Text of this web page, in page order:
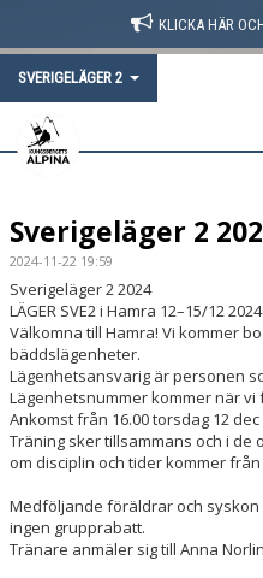
KLICKA HÄR
SVERIGELÄGER 2
NYHETER
DOKUMENT
Sverigeläger 2
2024-11-22 19:59
Sverigeläger 2 2024
LÄGER SVE2 i Hamra 12–15/12 2024
Välkomna till Hamra! Vi kommer
bäddslägenheter.
Lägenhetsansvarig är personen
Lägenhetsnummer kommer när
Ankomst från 16.00 torsdag 12
Träning sker tillsammans och i
om disciplin och tider kommer
Medföljande föräldrar och
ingen grupprabatt.
Tränare anmäler sig till Anna